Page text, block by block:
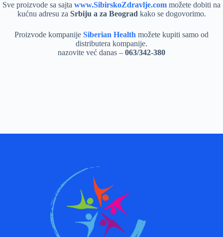
Sve proizvode sa sajta www.SibirskoZdravlje.com možete dobiti na
kućnu adresu za Srbiju a za Beograd kako se dogovorimo.
Proizvode kompanije Siberian Health možete kupiti samo od
distributera kompanije.
nazovite već danas – 063/342-380